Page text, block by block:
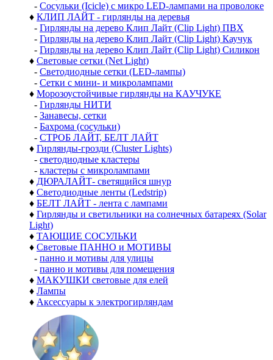
- Сосульки (Icicle) с микро LED-лампами на проволоке
♦ КЛИП ЛАЙТ - гирлянды на деревья
- Гирлянды на дерево Клип Лайт (Clip Light) ПВХ
- Гирлянды на дерево Клип Лайт (Clip Light) Каучук
- Гирлянды на дерево Клип Лайт (Clip Light) Силикон
♦ Световые сетки (Net Light)
- Светодиодные сетки (LED-лампы)
- Сетки с мини- и микролампами
♦ Морозоустойчивые гирлянды на КАУЧУКЕ
- Гирлянды НИТИ
- Занавесы, сетки
- Бахрома (сосульки)
- СТРОБ ЛАЙТ, БЕЛТ ЛАЙТ
♦ Гирлянды-грозди (Cluster Lights)
- светодиодные кластеры
- кластеры с микролампами
♦ ДЮРАЛАЙТ- светящийся шнур
♦ Светодиодные ленты (Ledstrip)
♦ БЕЛТ ЛАЙТ - лента с лампами
♦ Гирлянды и светильники на солнечных батареях (Solar
Light)
♦ ТАЮЩИЕ СОСУЛЬКИ
♦ Световые ПАННО и МОТИВЫ
- панно и мотивы для улицы
- панно и мотивы для помещения
♦ МАКУШКИ световые для елей
♦ Лампы
♦ Аксессуары к электрогирляндам